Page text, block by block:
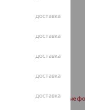
Запросить дополнительные
доставка
доставка
доставка
доставка
доставка